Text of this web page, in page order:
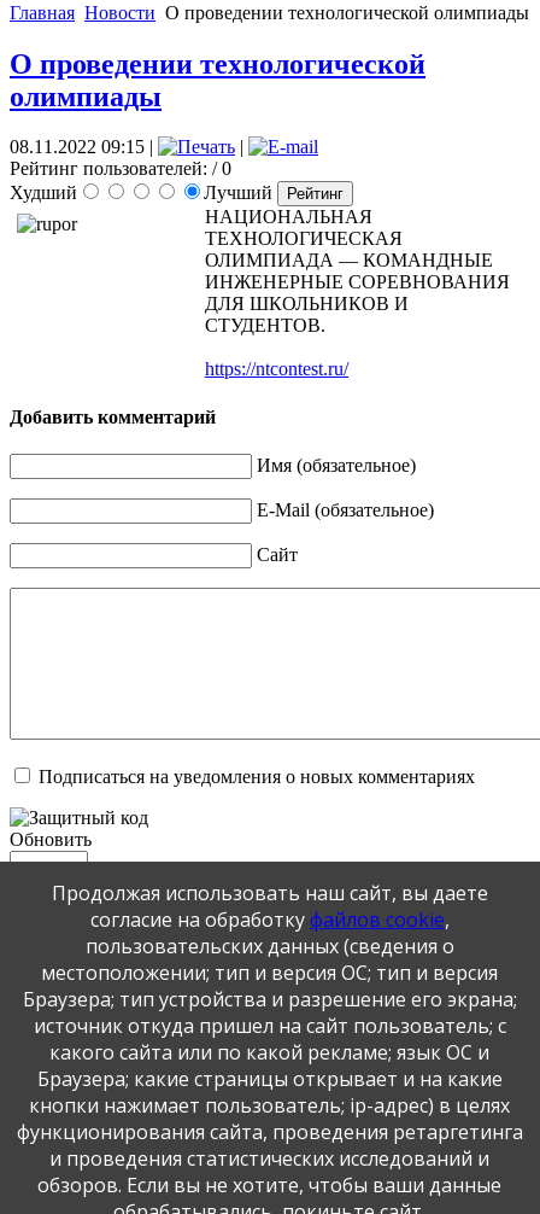
Главная Новости О проведении технологической олимпиады
О проведении технологической
олимпиады
08.11.2022 09:15
Рейтинг пользователей: / 0
Худший
Лучший
НАЦИОНАЛЬНАЯ
ТЕХНОЛОГИЧЕСКАЯ
ОЛИМПИАДА — КОМАНДНЫЕ
ИНЖЕНЕРНЫЕ СОРЕВНОВАНИЯ
ДЛЯ ШКОЛЬНИКОВ И
СТУДЕНТОВ.
https://ntcontest.ru/
Добавить комментарий
Имя (обязательное)
E-Mail (обязательное)
Сайт
Подписаться на уведомления о новых комментариях
Обновить
Отправить
JComments
Публикация персональных данных, в том числе
фотографий, производится в соответствии с
Федеральным законом от 27.07.2006 г. № 152-ФЗ " О
персональных данных", с согласия субъекта персональных
данных".
Продолжая использовать наш сайт, вы даете
согласие на обработкуфайлов cookie,
пользовательских данных (сведения о
местоположении; тип и версия ОС; тип и версия
Браузера; тип устройства и разрешение его экрана;
источник откуда пришел на сайт пользователь; с
какого сайта или по какой рекламе; язык ОС и
Браузера; какие страницы открывает и на какие
кнопки нажимает пользователь; ip-адрес) в целях
функционирования сайта, проведения ретаргетинга
и проведения статистических исследований и
обзоров. Если вы не хотите, чтобы ваши данные